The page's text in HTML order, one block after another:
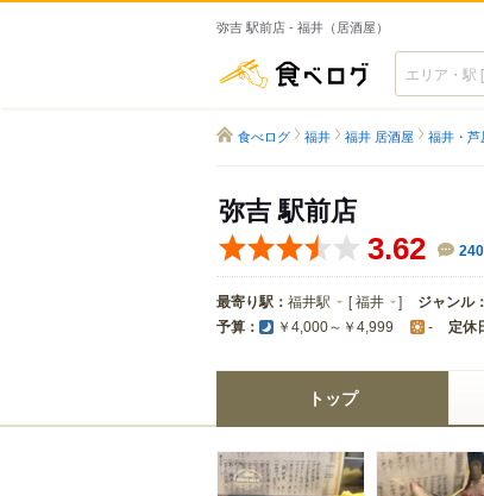
弥吉 駅前店 - 福井（居酒屋）
食べログ
食べログ 福井 福井 居酒屋 福井・芦
弥吉 駅前店
3.62 240
最寄り駅： 福井駅 [福井 ] ジャンル：
予算： ￥4,000～￥4,999 - 定休
トップ